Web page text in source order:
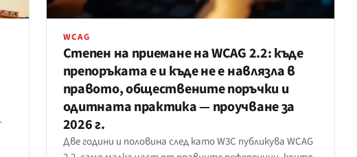
WCAG
Степен на приемане на WCAG 2.2: къде
препоръката е и къде не е навлязла в
правото, обществените поръчки и
одитната практика — проучване за
2026 г.
Две години и половина след като W3C публикува WCAG